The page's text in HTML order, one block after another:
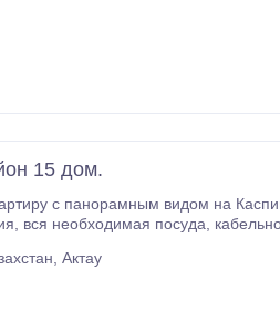
15 дом.
с панорамным видом на Каспийское
Актау